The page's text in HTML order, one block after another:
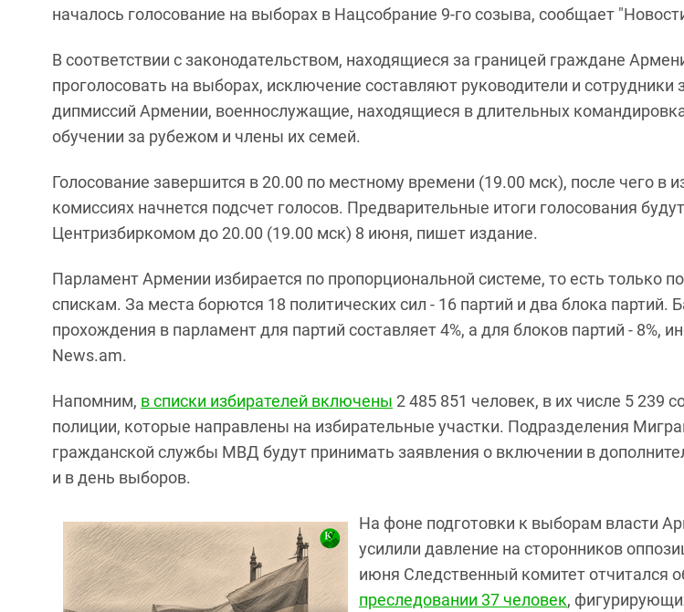
началось голосование на выборах в Нацсобрание 9-го созыва, сообщает
В соответствии с законодательством, находящиеся за границей граждане
проголосовать на выборах, исключение составляют руководители и сотрудники
дипмиссий Армении, военнослужащие, находящиеся в длительных
обучении за рубежом и члены их семей.
Голосование завершится в 20.00 по местному времени (19.00 мск), после чего в
комиссиях начнется подсчет голосов. Предварительные итоги голосования
Центризбиркомом до 20.00 (19.00 мск) 8 июня, пишет издание.
Парламент Армении избирается по пропорциональной системе, то есть только
спискам. За места борются 18 политических сил - 16 партий и два блока партий.
прохождения в парламент для партий составляет 4%, а для блоков партий - 8%,
News.am.
Напомним, в списки избирателей включены 2 485 851 человек, в их числе 5 239
полиции, которые направлены на избирательные участки. Подразделения
гражданской службы МВД будут принимать заявления о включении в
и в день выборов.
На фоне подготовки к выборам власти
усилили давление на сторонников
июня Следственный комитет отчитался
преследовании 37 человек,